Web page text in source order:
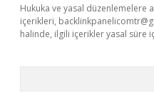
Hukuka ve yasal düzenlemelere
içerikleri,
halinde, ilgili içerikler yasal süre